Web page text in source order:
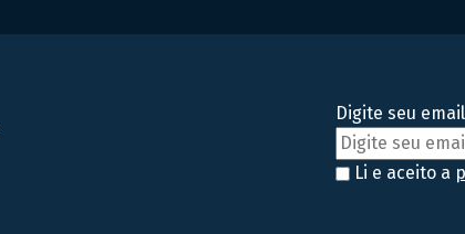
Digite seu email
Li e aceito a